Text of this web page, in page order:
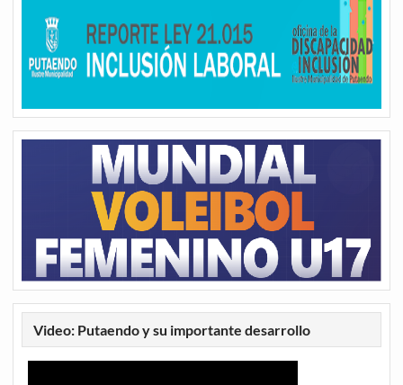
Video: Putaendo y su importante desarrollo